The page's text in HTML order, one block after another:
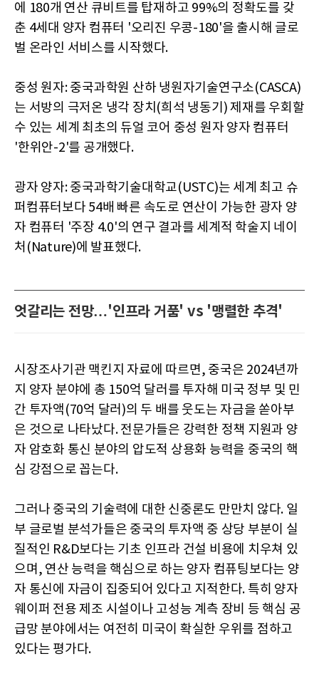
에 180개 연산 큐비트를 탑재하고 99%의 정확도를 갖
춘 4세대 양자 컴퓨터 '오리진 우콩-180'을 출시해 글로
벌 온라인 서비스를 시작했다.
중성 원자: 중국과학원 산하 냉원자기술연구소(CASCA)
는 서방의 극저온 냉각 장치(희석 냉동기) 제재를 우회할
수 있는 세계 최초의 듀얼 코어 중성 원자 양자 컴퓨터
'한위안-2'를 공개했다.
광자 양자: 중국과학기술대학교(USTC)는 세계 최고 슈
퍼컴퓨터보다 54배 빠른 속도로 연산이 가능한 광자 양
자 컴퓨터 '주장 4.0'의 연구 결과를 세계적 학술지 네이
처(Nature)에 발표했다.
엇갈리는 전망…'인프라 거품' vs '맹렬한 추격'
시장조사기관 맥킨지 자료에 따르면, 중국은 2024년까
지 양자 분야에 총 150억 달러를 투자해 미국 정부 및 민
간 투자액(70억 달러)의 두 배를 웃도는 자금을 쏟아부
은 것으로 나타났다. 전문가들은 강력한 정책 지원과 양
자 암호화 통신 분야의 압도적 상용화 능력을 중국의 핵
심 강점으로 꼽는다.
그러나 중국의 기술력에 대한 신중론도 만만치 않다. 일
부 글로벌 분석가들은 중국의 투자액 중 상당 부분이 실
질적인 R&D보다는 기초 인프라 건설 비용에 치우쳐 있
으며, 연산 능력을 핵심으로 하는 양자 컴퓨팅보다는 양
자 통신에 자금이 집중되어 있다고 지적한다. 특히 양자
웨이퍼 전용 제조 시설이나 고성능 계측 장비 등 핵심 공
급망 분야에서는 여전히 미국이 확실한 우위를 점하고
있다는 평가다.